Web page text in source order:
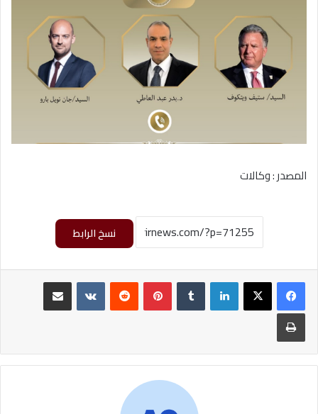
المصدر : وكالات
نسخ الرابط
لينكدإن بينتيريست
طباعة